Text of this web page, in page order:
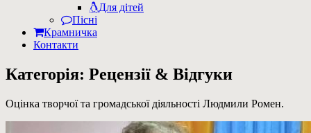
Для дітей
Пісні
Крамничка
Контакти
Категорія: Рецензії & Відгуки
Оцінка творчої та громадської діяльності Людмили Ромен.